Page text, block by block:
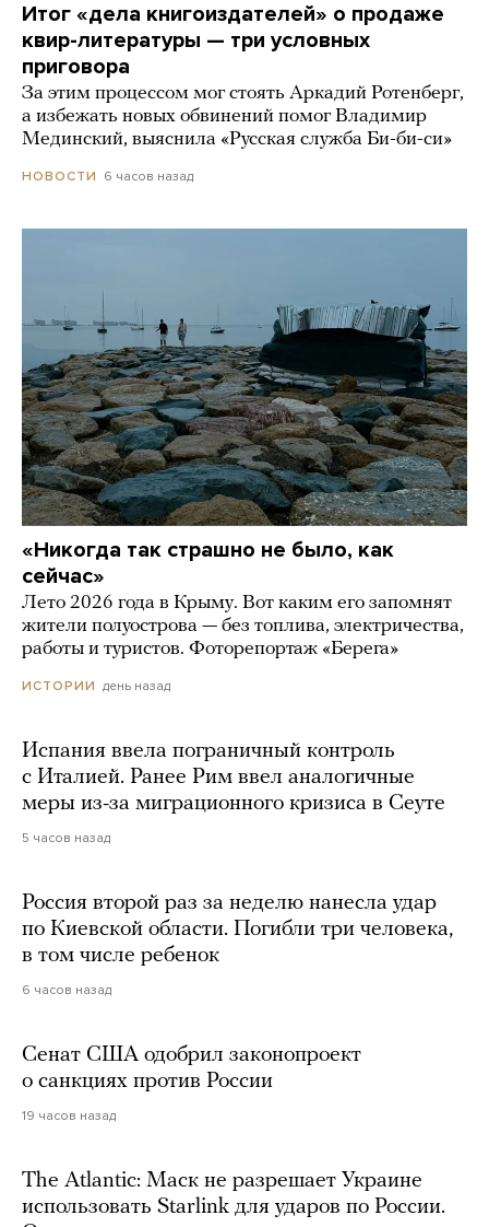
Итог «дела книгоиздателей» о продаже
квир-литературы — три условных
приговора
За этим процессом мог стоять Аркадий Ротенберг,
а избежать новых обвинений помог Владимир
Мединский, выяснила «Русская служба Би-би-си»
НОВОСТИ 6 часов назад
«Никогда так страшно не было, как
сейчас»
Лето 2026 года в Крыму. Вот каким его запомнят
жители полуострова — без топлива, электричества,
работы и туристов. Фоторепортаж «Берега»
ИСТОРИИ день назад
Испания ввела пограничный контроль
с Италией. Ранее Рим ввел аналогичные
меры из-за миграционного кризиса в Сеуте
5 часов назад
Россия второй раз за неделю нанесла удар
по Киевской области. Погибли три человека,
в том числе ребенок
6 часов назад
Сенат США одобрил законопроект
о санкциях против России
19 часов назад
The Atlantic: Маск не разрешает Украине
использовать Starlink для ударов по России.